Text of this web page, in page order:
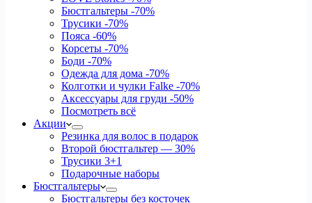
Бюстгальтеры -70%
Трусики -70%
Пояса -60%
Корсеты -70%
Боди -70%
Одежда для дома -70%
Колготки и чулки Falke -70%
Аксессуары для груди -50%
Посмотреть всё
Акции
Резинка для волос в подарок
Второй бюстгальтер — 30%
Трусики 3+1
Подарочные наборы
Бюстгальтеры
Бюстгальтеры без косточек